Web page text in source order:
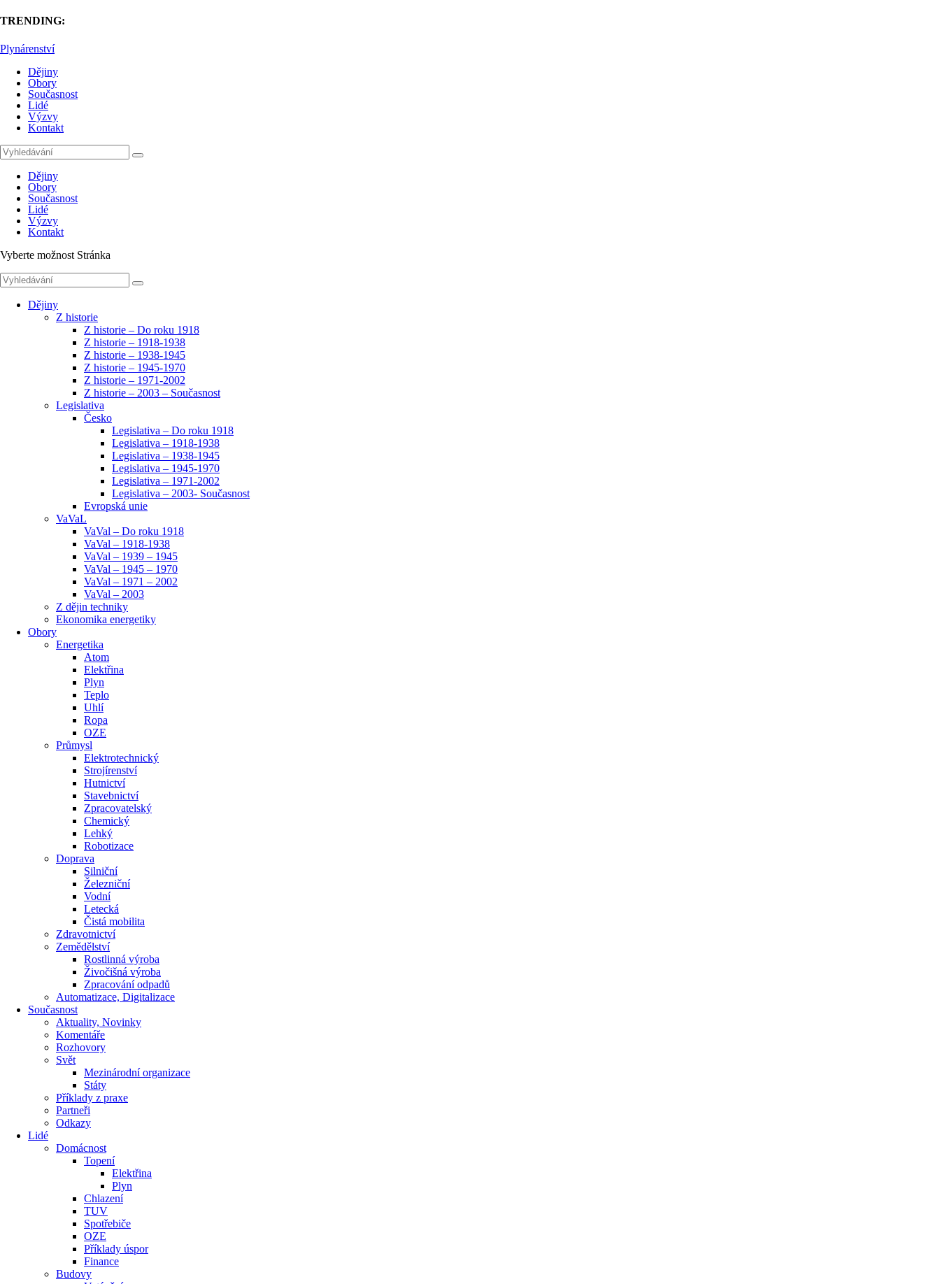
TRENDING:
Plynárenství
Dějiny
Obory
Současnost
Lidé
Výzvy
Kontakt
Dějiny
Obory
Současnost
Lidé
Výzvy
Kontakt
Vyberte možnost Stránka
Dějiny
Z historie
Z historie – Do roku 1918
Z historie – 1918-1938
Z historie – 1938-1945
Z historie – 1945-1970
Z historie – 1971-2002
Z historie – 2003 – Současnost
Legislativa
Česko
Legislativa – Do roku 1918
Legislativa – 1918-1938
Legislativa – 1938-1945
Legislativa – 1945-1970
Legislativa – 1971-2002
Legislativa – 2003- Současnost
Evropská unie
VaVaL
VaVal – Do roku 1918
VaVal – 1918-1938
VaVal – 1939 – 1945
VaVal – 1945 – 1970
VaVal – 1971 – 2002
VaVal – 2003
Z dějin techniky
Ekonomika energetiky
Obory
Energetika
Atom
Elektřina
Plyn
Teplo
Uhlí
Ropa
OZE
Průmysl
Elektrotechnický
Strojírenství
Hutnictví
Stavebnictví
Zpracovatelský
Chemický
Lehký
Robotizace
Doprava
Silniční
Železniční
Vodní
Letecká
Čistá mobilita
Zdravotnictví
Zemědělství
Rostlinná výroba
Živočišná výroba
Zpracování odpadů
Automatizace, Digitalizace
Současnost
Aktuality, Novinky
Komentáře
Rozhovory
Svět
Mezinárodní organizace
Státy
Příklady z praxe
Partneři
Odkazy
Lidé
Domácnost
Topení
Elektřina
Plyn
Chlazení
TUV
Spotřebiče
OZE
Příklady úspor
Finance
Budovy